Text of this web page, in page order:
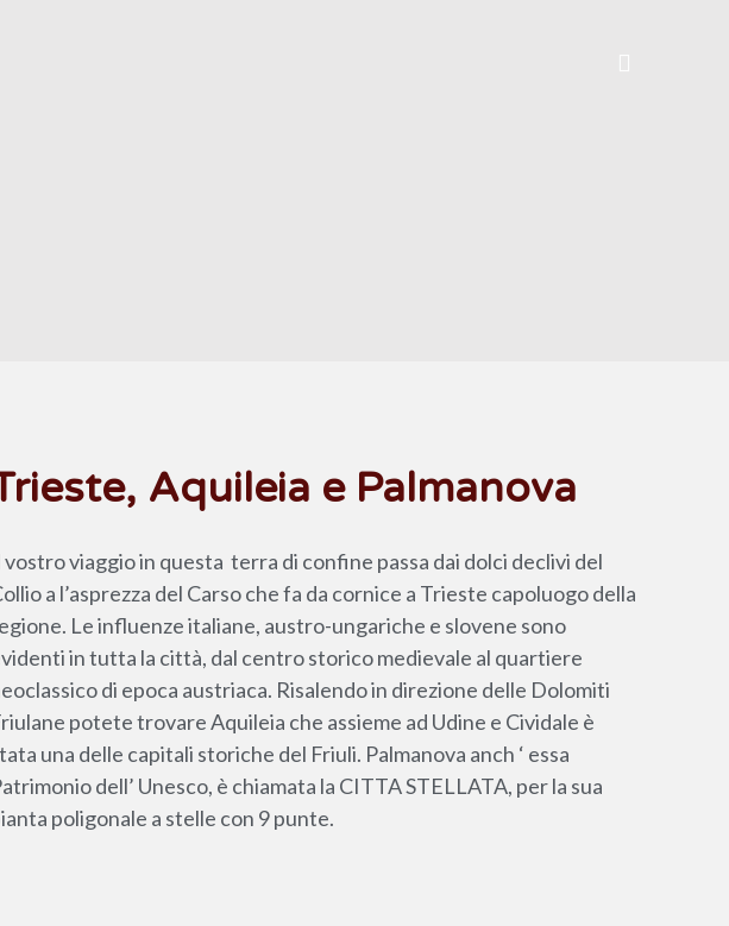
Aquileia e Palmanova
vostro viaggio in questa terra di confine passa dai dolci declivi del
a l’asprezza del Carso che fa da cornice a Trieste capoluogo della
Le influenze italiane, austro-ungariche e slovene sono
in tutta la città, dal centro storico medievale al quartiere
di epoca austriaca. Risalendo in direzione delle Dolomiti
potete trovare Aquileia che assieme ad Udine e Cividale è
una delle capitali storiche del Friuli. Palmanova anch ‘ essa
dell’ Unesco, è chiamata la CITTA STELLATA, per la sua
poligonale a stelle con 9 punte.